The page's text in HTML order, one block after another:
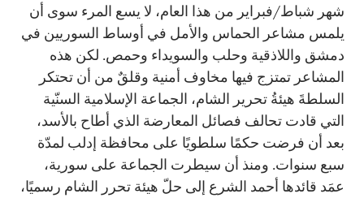
شهر شباط/فبراير من هذا العام، لا يسع المرء سوى أن
يلمس مشاعر الحماس والأمل في أوساط السوريين في
دمشق واللاذقية وحلب والسويداء وحمص. لكن هذه
المشاعر تمتزج فيها مخاوف أمنية وقلقٌ من أن تحتكر
السلطةَ هيئةُ تحرير الشام، الجماعة الإسلامية السنّية
التي قادت تحالف فصائل المعارضة الذي أطاح بالأسد،
بعد أن فرضت حكمًا سلطويًا على محافظة إدلب لمدّة
سبع سنوات. ومنذ أن سيطرت الجماعة على سورية،
عمَد قائدها أحمد الشرع إلى حلّ هيئة تحرر الشام رسميًا،